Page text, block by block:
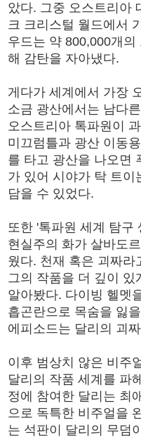
았다. 그중 오스트리아
크 크리스털 월드에서
우드는 약 800,000개
해 감탄을 자아냈다.
게다가 세계에서 가장
소금 광산에서는 남다
오스트리아 톡파원이
미끄럼틀과 광산 이동
를 타고 광산을 나오면
가 있어 시야가 탁 트이
담을 수 있었다.
또한 '톡파원 세계 탐구
현실주의 화가 살바도
웠다. 천재 혹은 괴짜라
그의 작품을 더 깊이 있
알아봤다. 다이빙 헬멧
흡곤란으로 목숨을 잃
에피소드는 달리의 괴
이후 범상치 않은 비주
달리의 작품 세계를 파
정에 참여한 달리는 최
으로 독특한 비주얼을
는 석판이 달리의 무덤